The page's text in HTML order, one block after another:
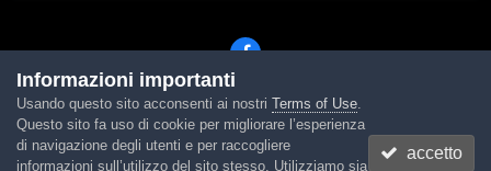
Lingua Tema Contattaci Cookies
Powered by Invision Community
Informazioni importanti
Usando questo sito acconsenti ai nostri Terms of Use.
Questo sito fa uso di cookie per migliorare l’esperienza
di navigazione degli utenti e per raccogliere
informazioni sull’utilizzo del sito stesso. Utilizziamo sia
accetto